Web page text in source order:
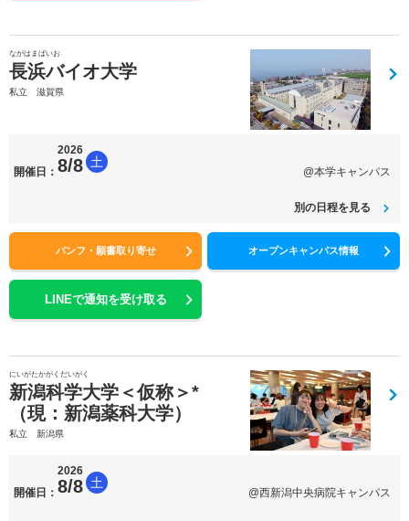
ながはまばいお
長浜バイオ大学
私立 滋賀県
開催日：
2026
8/8 土
@本学キャンパス
別の日程を見る
パンフ・願書取り寄せ オープンキャンパス情報
LINEで通知を受け取る
にいがたかがくだいがく
新潟科学大学＜仮称＞*
（現：新潟薬科大学）
私立 新潟県
開催日：
2026
8/8 土
@西新潟中央病院キャンパス